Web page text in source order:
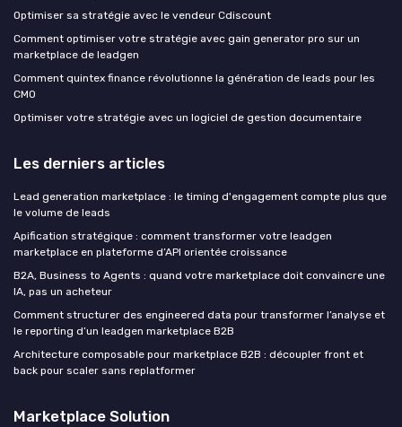
Optimiser sa stratégie avec le vendeur Cdiscount
Comment optimiser votre stratégie avec gain generator pro sur un
marketplace de leadgen
Comment quintex finance révolutionne la génération de leads pour les
CMO
Optimiser votre stratégie avec un logiciel de gestion documentaire
Les derniers articles
Lead generation marketplace : le timing d'engagement compte plus que
le volume de leads
Apification stratégique : comment transformer votre leadgen
marketplace en plateforme d’API orientée croissance
B2A, Business to Agents : quand votre marketplace doit convaincre une
IA, pas un acheteur
Comment structurer des engineered data pour transformer l’analyse et
le reporting d’un leadgen marketplace B2B
Architecture composable pour marketplace B2B : découpler front et
back pour scaler sans replatformer
Marketplace Solution